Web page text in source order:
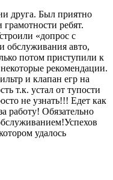
друга. Был приятно
ребят.
«допрос с
обслуживания авто,
потом приступили к
рекомендации.
и клапан егр на
т.к. устал от тупости
не узнать!!! Едет как
работу! Обязательно
удалось